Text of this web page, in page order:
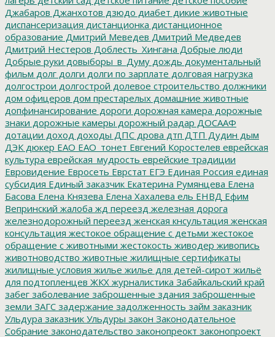
Джабаров Джанхотов дзюдо диабет дикие животные
диспансеризация дистанционка дистанционное
образование Дмитрий Меведев Дмитрий Медведев
Дмитрий Нестеров Доблесть_Хингана Добрые люди
Добрые руки довыборы_в_Думу дождь документальный
фильм долг долги долги по зарплате долговая нагрузка
долгострои долгострой долевое строительство должники
дом офицеров дом престарелых домашние животные
допфинансирование дороги дорожная камера дорожные
знаки дорожные камеры дорожный радар ДОСААФ
дотации доход доходы ДПС дрова дтп ДТП Дудин дым
ДЭК дюкер ЕАО ЕАО_тонет Евгений Коростелев еврейская
культура еврейская_мудрость еврейские традиции
Евровидение Евросеть Еврстат ЕГЭ Единая Россия единая
субсидия Единый заказчик Екатерина Румянцева Елена
Басова Елена Князева Елена Хахалева ель ЕНВД Ефим
Вепринский жалоба жд переезд железная дорога
железнодорожный переезд женская кнсультация женская
консультация жестокое обращение с детьми жестокое
обращение с животными жестокость живодер живопись
животноводство животные жилищные сертификаты
жилищные условия жилье жилье для детей-сирот жильё
для подтопленцев ЖКХ журналистика Забайкальский край
забег заболевание заброшенные здания заброшенные
земли ЗАГС задержание задолженность займ заказник
Ульдура заказник Ульдуры закон Законодательное
Собрание законодательство законопреокт законопроект